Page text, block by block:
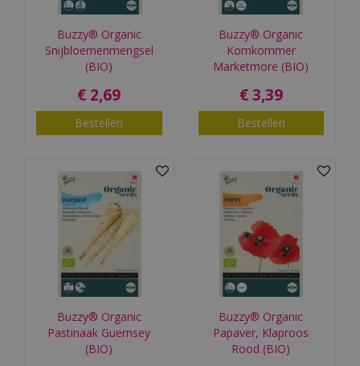
Buzzy® Organic
Snijbloemenmengsel
(BIO)
€ 2,69
Bestellen
Buzzy® Organic
Komkommer
Marketmore (BIO)
€ 3,39
Bestellen
Buzzy® Organic
Pastinaak Guernsey
(BIO)
Buzzy® Organic
Papaver, Klaproos
Rood (BIO)